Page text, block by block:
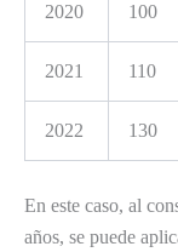
2020 100
2021 110
2022 130
En este caso, al
años, se puede